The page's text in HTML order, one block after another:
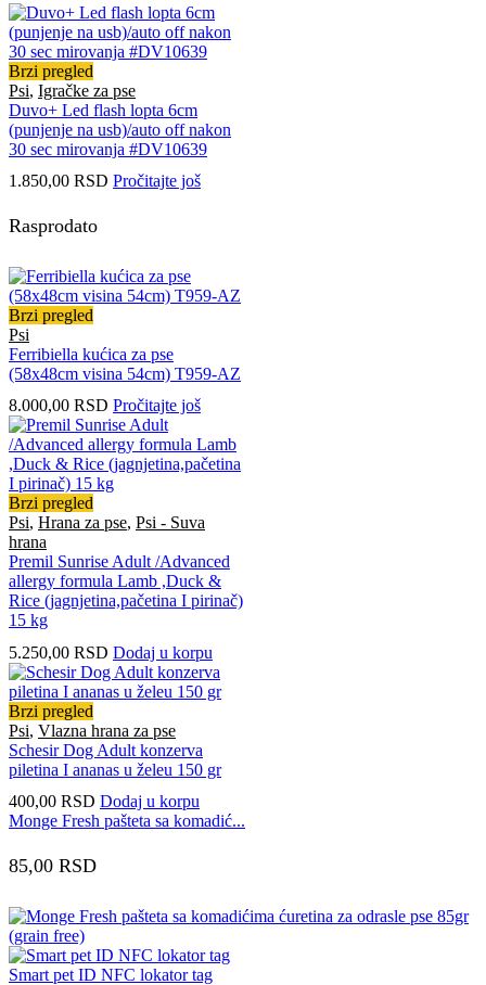
Brzi pregled
Psi, Igračke za pse
Duvo+ Led flash lopta 6cm
(punjenje na usb)/auto off nakon
30 sec mirovanja #DV10639
1.850,00 RSD Pročitajte još
Rasprodato
Brzi pregled
Psi
Ferribiella kućica za pse
(58x48cm visina 54cm) T959-AZ
8.000,00 RSD Pročitajte još
Brzi pregled
Psi, Hrana za pse, Psi - Suva
hrana
Premil Sunrise Adult /Advanced
allergy formula Lamb ,Duck &
Rice (jagnjetina,pačetina I pirinač)
15 kg
5.250,00 RSD Dodaj u korpu
Brzi pregled
Psi, Vlazna hrana za pse
Schesir Dog Adult konzerva
piletina I ananas u želeu 150 gr
400,00 RSD Dodaj u korpu
Monge Fresh pašteta sa komadić...
85,00 RSD
Smart pet ID NFC lokator tag